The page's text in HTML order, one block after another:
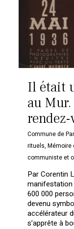
Il était
au
Commune de
rituels,Mémoire
communiste et
Par Corentin
manifestation
600 000
devenu
accélérateur
s’apprête à